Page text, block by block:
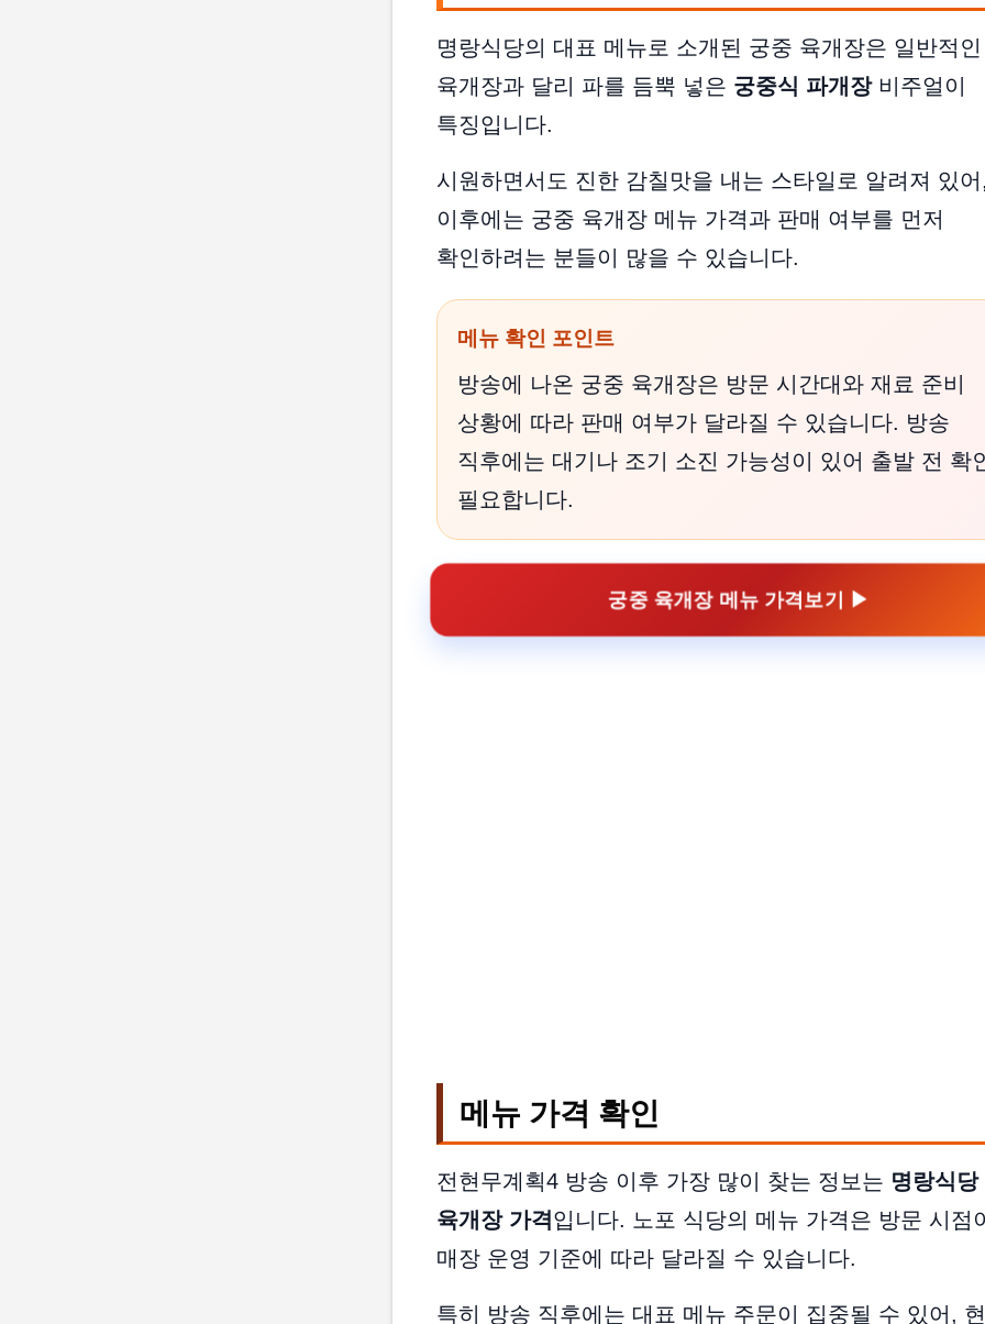
명랑식당의 대표 메뉴로 소개된 궁중 육개장은 일반적인
육개장과 달리 파를 듬뿍 넣은 궁중식 파개장비주얼이
특징입니다.
시원하면서도 진한 감칠맛을 내는 스타일로 알려져 있
이후에는 궁중 육개장 메뉴 가격과 판매 여부를 먼저
확인하려는 분들이 많을 수 있습니다.
메뉴 확인 포인트
방송에 나온 궁중 육개장은 방문 시간대와 재료 준비
상황에 따라 판매 여부가 달라질 수 있습니다. 방송
직후에는 대기나 조기 소진 가능성이 있어 출발 전 확
필요합니다.
궁중 육개장 메뉴 가격보기 ▶
메뉴 가격 확인
전현무계획4 방송 이후 가장 많이 찾는 정보는 명랑식당
육개장 가격입니다. 노포 식당의 메뉴 가격은 방문 시점
매장 운영 기준에 따라 달라질 수 있습니다.
특히 방송 직후에는 대표 메뉴 주문이 집중될 수 있어,